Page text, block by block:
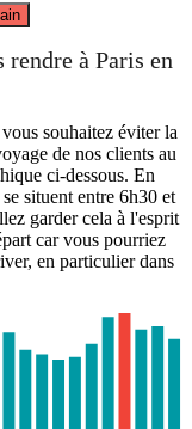
à Paris en
souhaitez éviter la
de nos clients au
ci-dessous. En
situent entre 6h30 et
garder cela à l'esprit
car vous pourriez
en particulier dans